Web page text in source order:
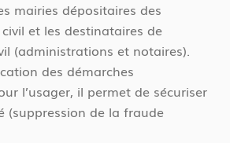
mairies dépositaires des
et les destinataires de
(administrations et notaires).
des démarches
l’usager, il permet de sécuriser
(suppression de la fraude